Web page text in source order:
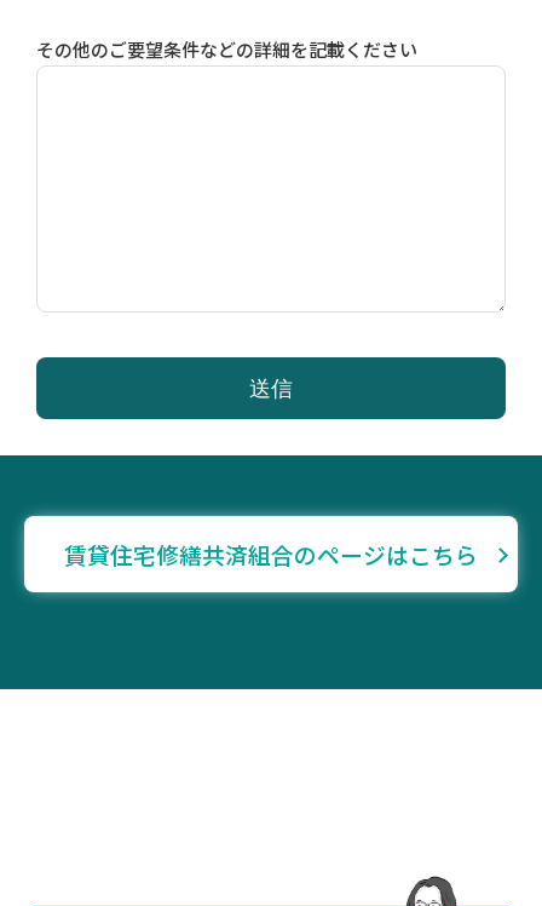
その他のご要望条件などの詳細を記載ください
賃貸住宅修繕共済組合のページはこちら